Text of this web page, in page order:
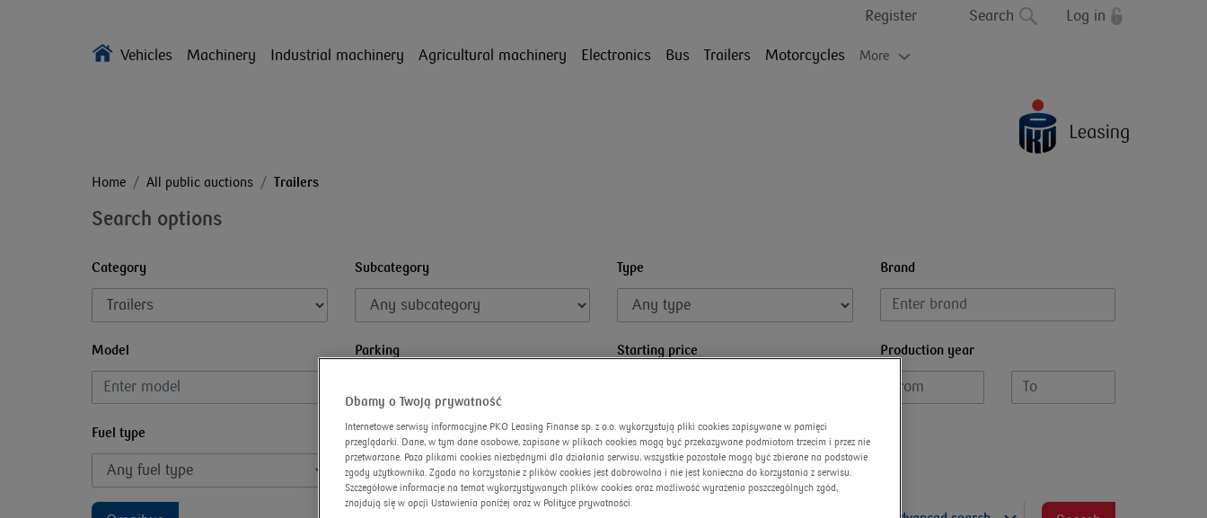
Register Search Log in
Vehicles Machinery Industrial machinery Agricultural machinery Electronics Bus Trailers Motorcycles More
Home All public auctions Trailers
Search options
Category Subcategory Type Brand
Model Parking Starting price Production year
Fuel type Gearbox type
Dbamy o Twoją prywatność
Internetowe serwisy informacyjne PKO Leasing Finanse sp. z o.o. wykorzystują pliki cookies zapisywane w pamięci
przeglądarki. Dane, w tym dane osobowe, zapisane w plikach cookies mogą być przekazywane podmiotom trzecim i przez nie
przetwarzane. Poza plikami cookies niezbędnymi dla działania serwisu, wszystkie pozostałe mogą być zbierane na podstawie
zgody użytkownika. Zgoda na korzystanie z plików cookies jest dobrowolna i nie jest konieczna do korzystania z serwisu.
Szczegółowe informacje na temat wykorzystywanych plików cookies oraz możliwość wyrażenia poszczególnych zgód,
znajdują się w opcji Ustawienia poniżej oraz w Polityce prywatności.